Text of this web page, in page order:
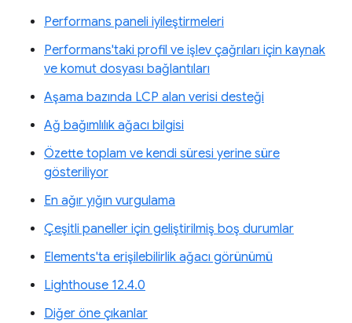
Performans paneli iyileştirmeleri
Performans'taki profil ve işlev çağrıları için kaynak
ve komut dosyası bağlantıları
Aşama bazında LCP alan verisi desteği
Ağ bağımlılık ağacı bilgisi
Özette toplam ve kendi süresi yerine süre
gösteriliyor
En ağır yığın vurgulama
Çeşitli paneller için geliştirilmiş boş durumlar
Elements'ta erişilebilirlik ağacı görünümü
Lighthouse 12.4.0
Diğer öne çıkanlar